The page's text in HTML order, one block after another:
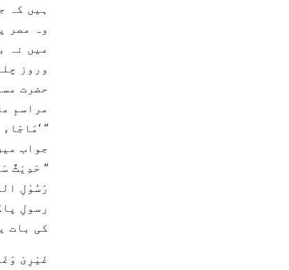
ہیں کہ
وہ مصر
میں نہ
وروز
حضرت
مراسمِ
’’
جواب
’’
رَسُوْلِ
رسولِ
کی بات
غَیْرِیْ